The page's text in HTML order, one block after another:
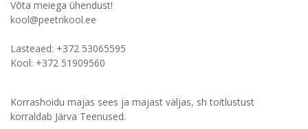
Võta meiega ühendust!
kool@peetrikool.ee
Lasteaed: +372 53065595
Kool: +372 51909560
Korrashoidu majas sees ja majast väljas, sh toitlustust
korraldab Järva Teenused.